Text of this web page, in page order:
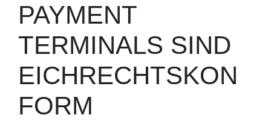
PAYMENT
TERMINALS SIND
EICHRECHTSKON
FORM